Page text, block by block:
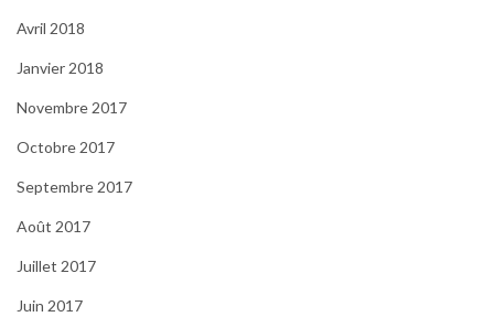
Avril 2018
Janvier 2018
Novembre 2017
Octobre 2017
Septembre 2017
Août 2017
Juillet 2017
Juin 2017